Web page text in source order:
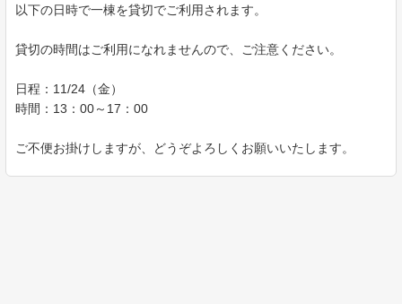
以下の日時で一棟を貸切でご利用されます。
貸切の時間はご利用になれませんので、ご注意ください。
日程：11/24（金）
時間：13：00～17：00
ご不便お掛けしますが、どうぞよろしくお願いいたします。